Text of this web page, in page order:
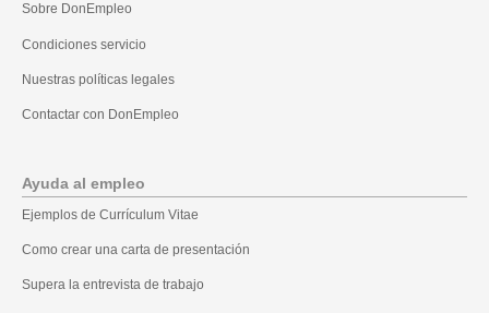
Sobre DonEmpleo
Condiciones servicio
Nuestras políticas legales
Contactar con DonEmpleo
Ayuda al empleo
Ejemplos de Currículum Vitae
Como crear una carta de presentación
Supera la entrevista de trabajo